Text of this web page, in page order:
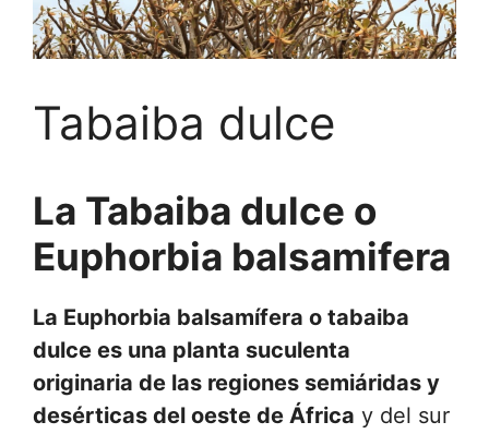
Tabaiba dulce
La Tabaiba dulce o
Euphorbia balsamifera
La Euphorbia balsamífera o tabaiba
dulce es una planta suculenta
originaria de las regiones semiáridas y
desérticas del oeste de África y del sur